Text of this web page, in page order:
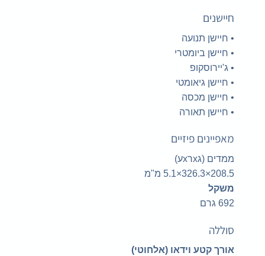
חיישנים
•חיישן תנועה
•חיישן ביומטרי
•ג'יירוסקופ
•חיישן גיאומטי
•חיישן מכסה
•חיישן תאורה
מאפיינים פיזיים
ממדים (גxרxע)
‎5.1×326.3×208.5‎ מ"מ
משקל
692 גרם
סוללה
אורך קטע וידאו (אלחוטי)